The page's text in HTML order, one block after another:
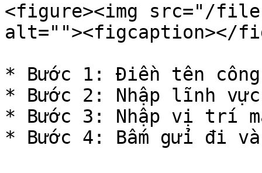
<figure><img src="/files/
alt=""><figcaption></
* Bước 1: Điền tên
* Bước 2: Nhập lĩnh
* Bước 3: Nhập vị trí